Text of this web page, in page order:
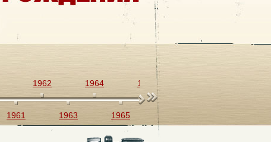
1961
1962
1963
1964
1965
1966